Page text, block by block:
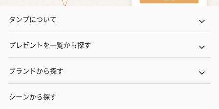
タンプについて
プレゼントを一覧から探す
ブランドから探す
シーンから探す